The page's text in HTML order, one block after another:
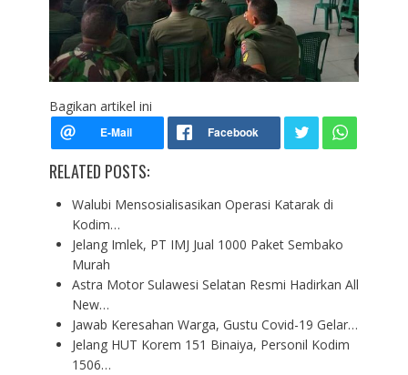
Bagikan artikel ini
RELATED POSTS:
Walubi Mensosialisasikan Operasi Katarak di
Kodim…
Jelang Imlek, PT IMJ Jual 1000 Paket Sembako
Murah
Astra Motor Sulawesi Selatan Resmi Hadirkan All
New…
Jawab Keresahan Warga, Gustu Covid-19 Gelar…
Jelang HUT Korem 151 Binaiya, Personil Kodim
1506…